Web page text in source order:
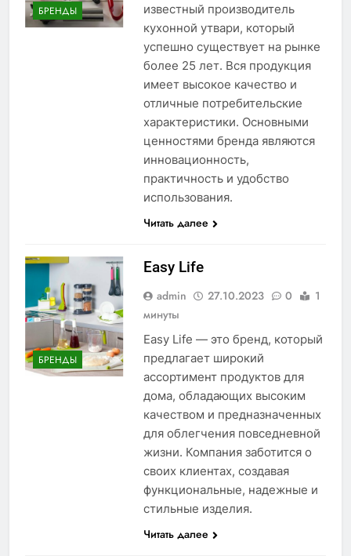
БРЕНДЫ
известный производитель
кухонной утвари, который
успешно существует на рынке
более 25 лет. Вся продукция
имеет высокое качество и
отличные потребительские
характеристики. Основными
ценностями бренда являются
инновационность,
практичность и удобство
использования.
Читать далее
БРЕНДЫ
Easy Life
admin 27.10.2023 0
1
минуты
Easy Life — это бренд, который
предлагает широкий
ассортимент продуктов для
дома, обладающих высоким
качеством и предназначенных
для облегчения повседневной
жизни. Компания заботится о
своих клиентах, создавая
функциональные, надежные и
стильные изделия.
Читать далее